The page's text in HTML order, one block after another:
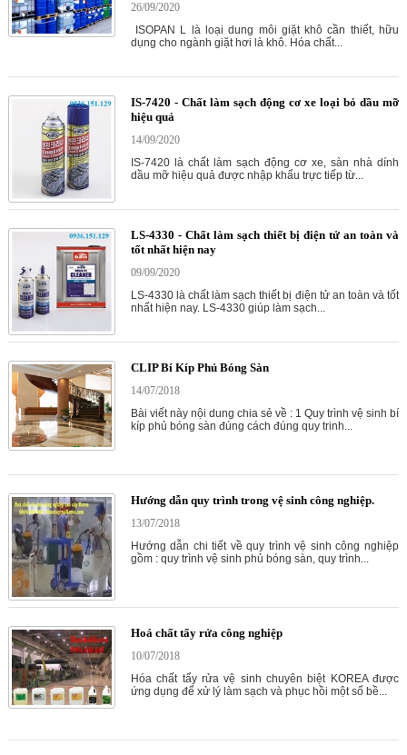
26/09/2020
ISOPAN L là loại dung môi giặt khô cần thiết, hữu
dụng cho ngành giặt hơi là khô. Hóa chất...
IS-7420 - Chất làm sạch động cơ xe loại bỏ dầu mỡ
hiệu quả
14/09/2020
IS-7420 là chất làm sạch động cơ xe, sàn nhà dính
dầu mỡ hiệu quả được nhập khẩu trực tiếp từ...
LS-4330 - Chất làm sạch thiết bị điện tử an toàn và
tốt nhất hiện nay
09/09/2020
LS-4330 là chất làm sạch thiết bị điện tử an toàn và tốt
nhất hiện nay. LS-4330 giúp làm sạch...
CLIP Bí Kíp Phủ Bóng Sàn
14/07/2018
Bài viết này nội dung chia sẻ về : 1 Quy trình vệ sinh bí
kíp phủ bóng sàn đúng cách đúng quy trinh...
Hướng dẫn quy trình trong vệ sinh công nghiệp.
13/07/2018
Hướng dẫn chi tiết về quy trình vệ sinh công nghiệp
gồm : quy trình vệ sinh phủ bóng sàn, quy trình...
Hoá chất tẩy rửa công nghiệp
10/07/2018
Hóa chất tẩy rửa vệ sinh chuyên biệt KOREA được
ứng dụng để xử lý làm sạch và phục hồi một số bề...